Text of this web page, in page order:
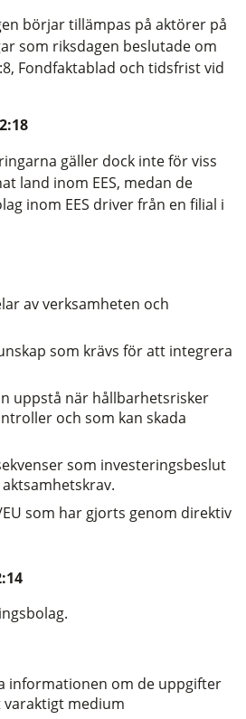
börjar tillämpas på aktörer på
som riksdagen beslutade om
Fondfaktablad och tidsfrist vid
gäller dock inte för viss
land inom EES, medan de
inom EES driver från en filial i
av verksamheten och
som krävs för att integrera
uppstå när hållbarhetsrisker
och som kan skada
som investeringsbeslut
som har gjorts genom direktiv
informationen om de uppgifter
medium